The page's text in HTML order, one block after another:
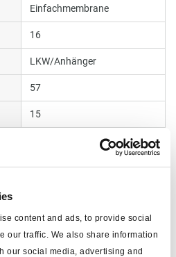
content and ads, to provide social
our traffic. We also share information
our social media, advertising and
Einfachmembrane
16
LKW/Anhänger
57
15
Faltenbalg
M16x1.5
M16x1.5